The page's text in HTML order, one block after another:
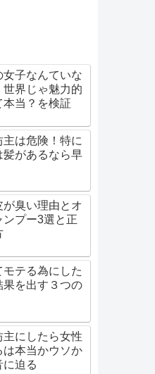
女子なんていな
世界じゃ魅力的
本当？を検証
は危険！特に
髪があるなら早
が臭い理由とオ
ンプー3選と正
テる為にした
果を出す３つの
主にしたら女性
は本当かウソか
に迫る